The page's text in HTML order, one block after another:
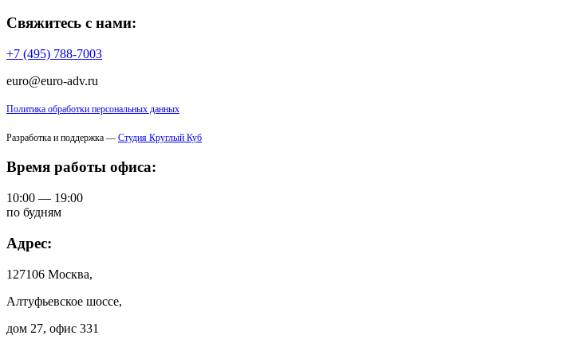
Свяжитесь с нами:
+7 (495) 788-7003
euro@euro-adv.ru
Политика обработки персональных данных
Разработка и поддержка — Студия Круглый Куб
Время работы офиса:
10:00 — 19:00
по будням
Адрес:
127106 Москва,
Алтуфьевское шоссе,
дом 27, офис 331